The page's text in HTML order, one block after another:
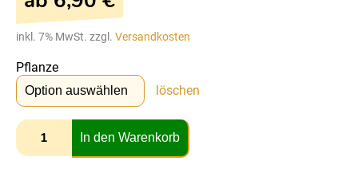
inkl. 7% MwSt. zzgl. Versandkosten
Pflanze
löschen
In den Warenkorb